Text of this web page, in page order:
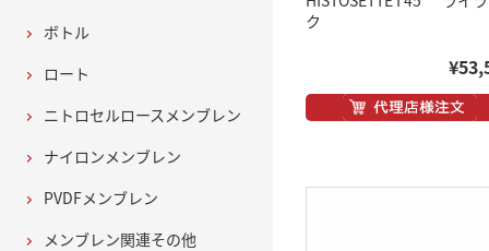
ク
ボトル
ロート
ニトロセルロースメンブレン
ナイロンメンブレン
PVDFメンブレン
メンブレン関連その他